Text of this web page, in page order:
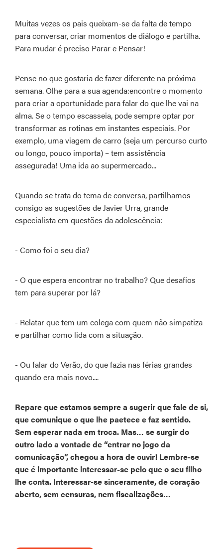
Muitas vezes os pais queixam-se da falta de tempo
para conversar, criar momentos de diálogo e partilha.
Para mudar é preciso Parar e Pensar!
Pense no que gostaria de fazer diferente na próxima
semana. Olhe para a sua agenda:encontre o momento
para criar a oportunidade para falar do que lhe vai na
alma. Se o tempo escasseia, pode sempre optar por
transformar as rotinas em instantes especiais. Por
exemplo, uma viagem de carro (seja um percurso curto
ou longo, pouco importa) – tem assistência
assegurada! Uma ida ao supermercado...
Quando se trata do tema de conversa, partilhamos
consigo as sugestões de Javier Urra, grande
especialista em questões da adolescência:
- Como foi o seu dia?
- O que espera encontrar no trabalho? Que desafios
tem para superar por lá?
- Relatar que tem um colega com quem não simpatiza
e partilhar como lida com a situação.
- Ou falar do Verão, do que fazia nas férias grandes
quando era mais novo....
Repare que estamos sempre a sugerir que fale de si,
que comunique o que lhe paetece e faz sentido.
Sem esperar nada em troca. Mas… se surgir do
outro lado a vontade de “entrar no jogo da
comunicação”, chegou a hora de ouvir! Lembre-se
que é importante interessar-se pelo que o seu filho
lhe conta. Interessar-se sinceramente, de coração
aberto, sem censuras, nem fiscalizações…